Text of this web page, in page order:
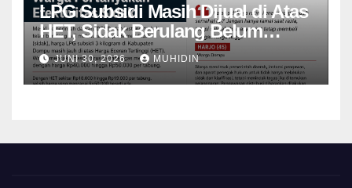
LPG Subsidi Masih Dijual di Atas
HET, Sidak Berulang Belum
Mampu Menekan Harga
JUNI 30, 2026 MUHIDIN